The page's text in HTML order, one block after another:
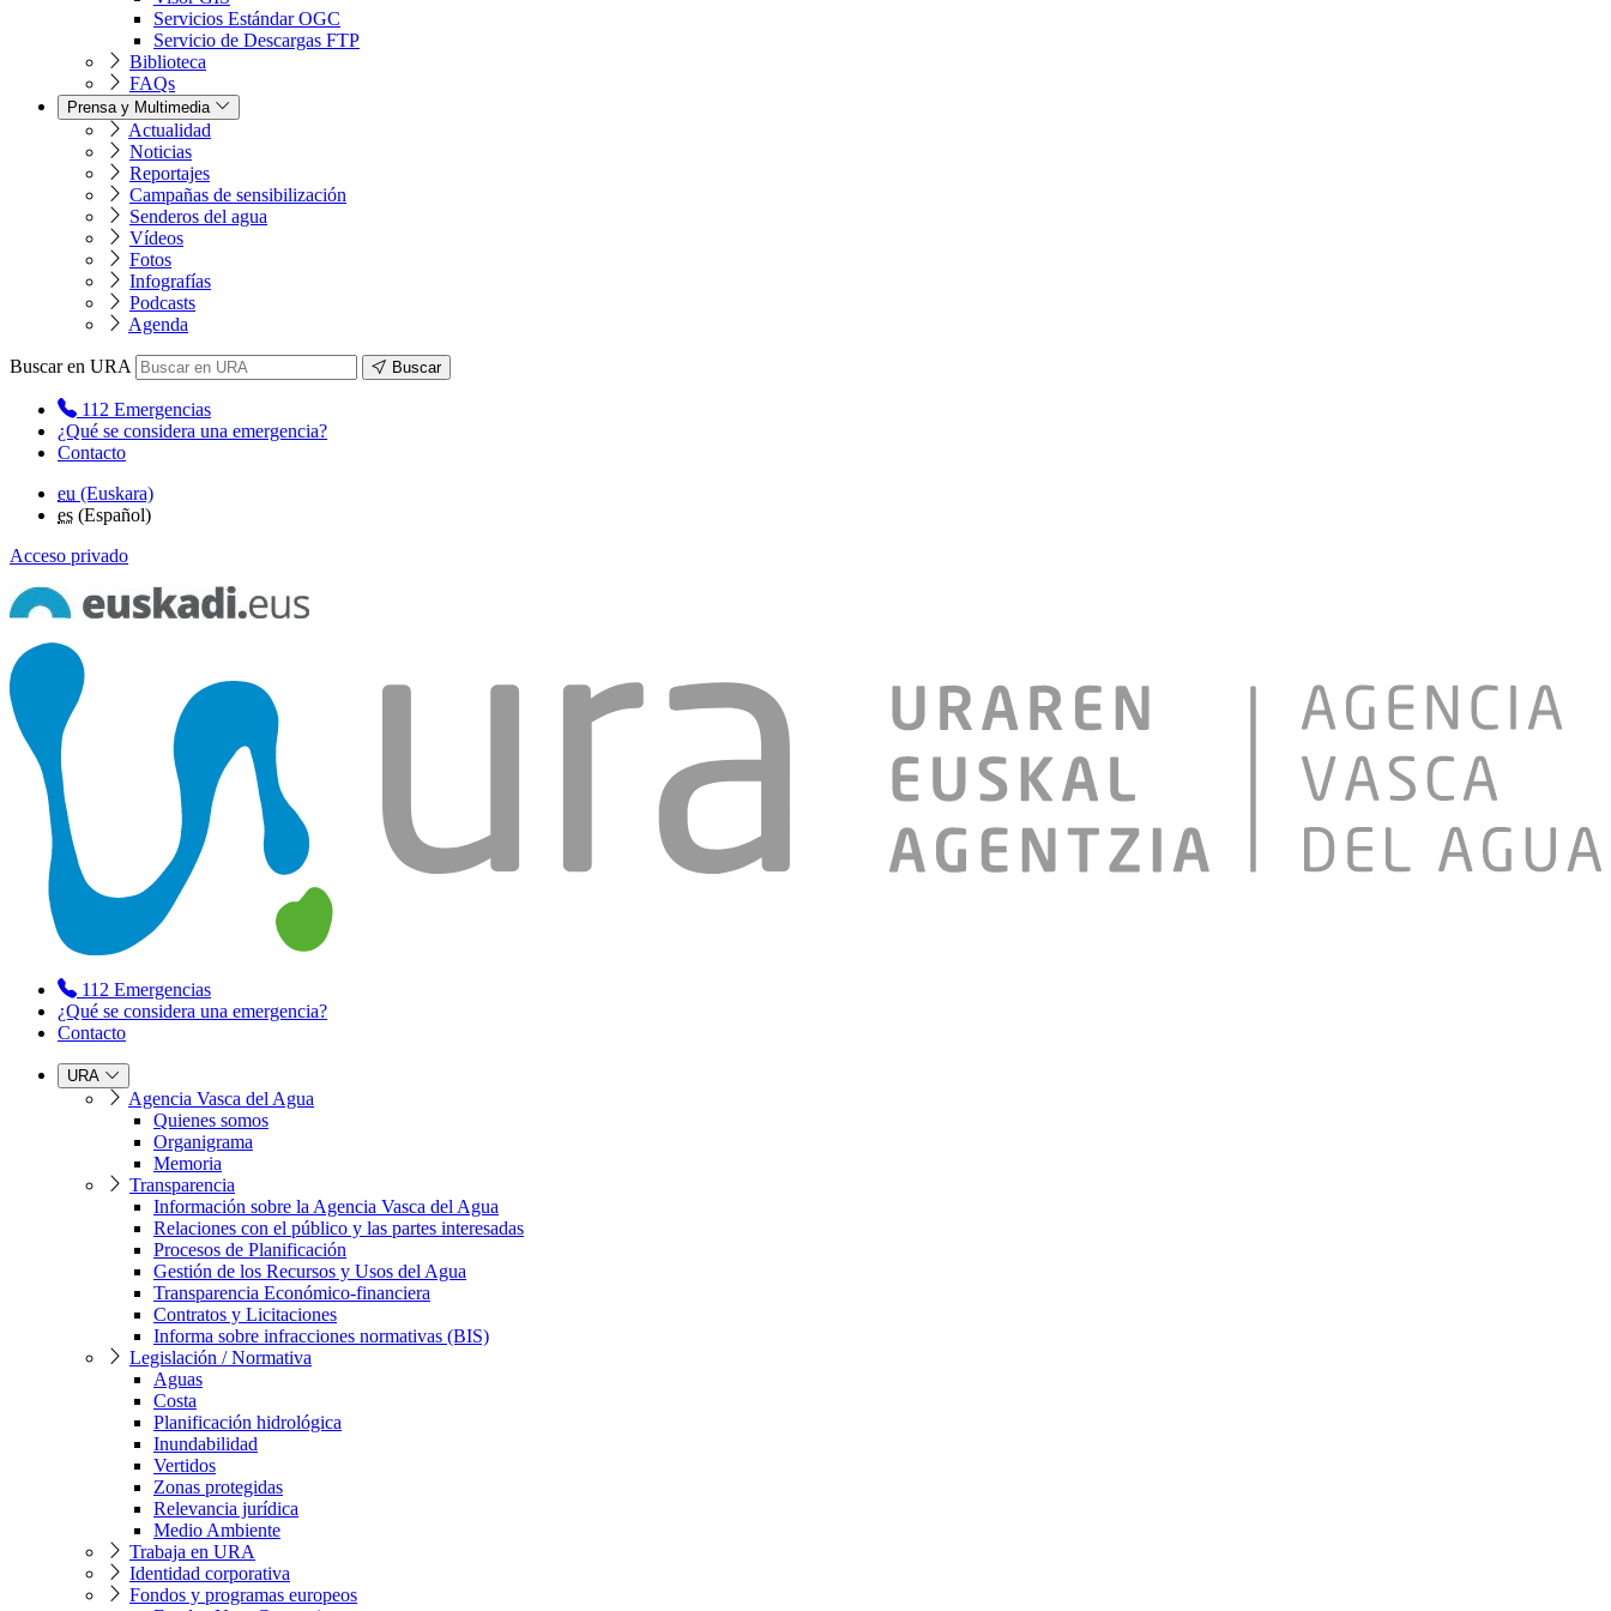
Servicios Estándar OGC
Servicio de Descargas FTP
Biblioteca
FAQs
Prensa y Multimedia
Actualidad
Noticias
Reportajes
Campañas de sensibilización
Senderos del agua
Vídeos
Fotos
Infografías
Podcasts
Agenda
Buscar en URA Buscar
112 Emergencias
¿Qué se considera una emergencia?
Contacto
eu (Euskara)
es (Español)
Acceso privado
112 Emergencias
¿Qué se considera una emergencia?
Contacto
URA
Agencia Vasca del Agua
Quienes somos
Organigrama
Memoria
Transparencia
Información sobre la Agencia Vasca del Agua
Relaciones con el público y las partes interesadas
Procesos de Planificación
Gestión de los Recursos y Usos del Agua
Transparencia Económico-financiera
Contratos y Licitaciones
Informa sobre infracciones normativas (BIS)
Legislación / Normativa
Aguas
Costa
Planificación hidrológica
Inundabilidad
Vertidos
Zonas protegidas
Relevancia jurídica
Medio Ambiente
Trabaja en URA
Identidad corporativa
Fondos y programas europeos